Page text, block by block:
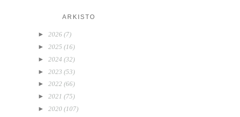
ARKISTO
►2026(7)
►2025(16)
► 2024(32)
► 2023(53)
►2022(66)
►2021(75)
► 2020(107)